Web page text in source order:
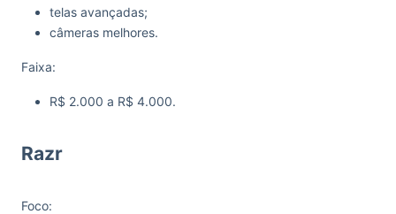
telas avançadas;
câmeras melhores.
Faixa:
R$ 2.000 a R$ 4.000.
Razr
Foco: